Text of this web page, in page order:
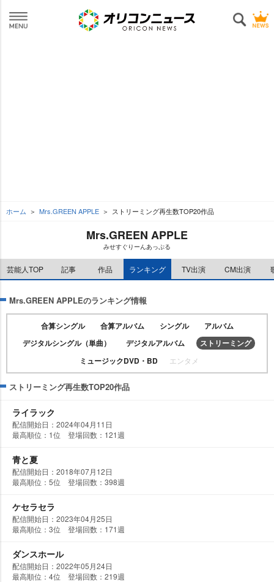
ホーム Mrs.GREEN APPLE ストリーミング再生数TOP20作品
Mrs.GREEN APPLE
みせすぐりーんあっぷる
芸能人TOP 記事 作品 ランキング TV出演 CM出演
Mrs.GREEN APPLEのランキング情報
合算シングル 合算アルバム シングル
アルバム
デジタルシングル（単曲）
デジタルアルバム
ストリーミング
ミュージックDVD・BD
エンタメ
ストリーミング再生数TOP20作品
ライラック
配信開始日：2024年04月11日
最高順位：1位 登場回数：121週
青と夏
配信開始日：2018年07月12日
最高順位：5位 登場回数：398週
ケセラセラ
配信開始日：2023年04月25日
最高順位：3位 登場回数：171週
ダンスホール
配信開始日：2022年05月24日
最高順位：4位 登場回数：219週